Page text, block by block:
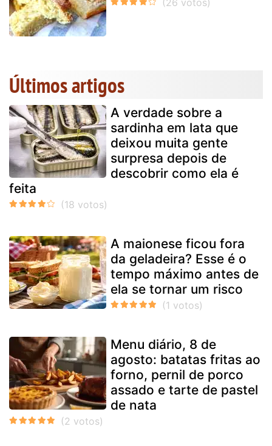
Últimos artigos
A verdade sobre a
sardinha em lata que
deixou muita gente
surpresa depois de
descobrir como ela é
feita
A maionese ficou fora
da geladeira? Esse é o
tempo máximo antes de
ela se tornar um risco
Menu diário, 8 de
agosto: batatas fritas ao
forno, pernil de porco
assado e tarte de pastel
de nata